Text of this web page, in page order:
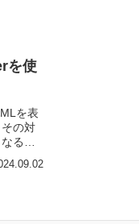
を使
を表
の対
る環